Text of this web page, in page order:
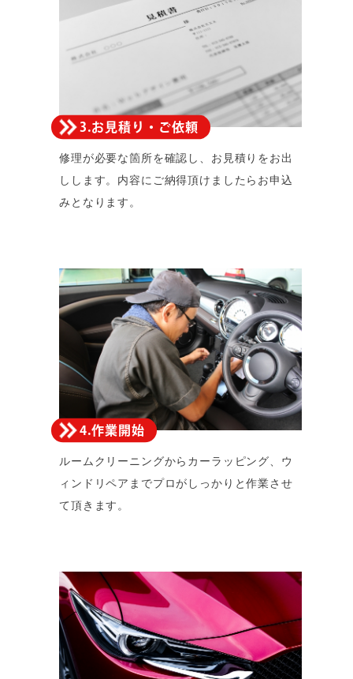
3.お見積り・ご依頼
修理が必要な箇所を確認し、お見積りをお出
しします。内容にご納得頂けましたらお申込
みとなります。
4.作業開始
ルームクリーニングからカーラッピング、ウ
ィンドリペアまでプロがしっかりと作業させ
て頂きます。